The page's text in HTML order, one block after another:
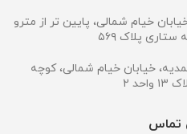
خیام شمالی، پایین تر از مترو
پلاک ۵۶۹
خیابان خیام شمالی، کوچه
۲
تماس